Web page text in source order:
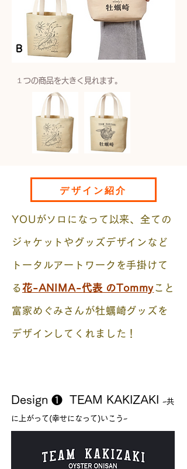
​１つの商品を大きく見れます。
デザイン紹介
YOUがソロになって以来、全ての
ジャケットやグッズデザインなど
トータルアートワークを手掛けて
る花-ANIMA-代表 のTommyこと
富家めぐみさんが牡蠣崎グッズを
デザインしてくれました！
Design ❶ TEAM KAKIZAKI ~共
に上がって(幸せになって)いこう~